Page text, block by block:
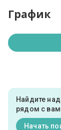
График
Найдите
рядом с
Начать